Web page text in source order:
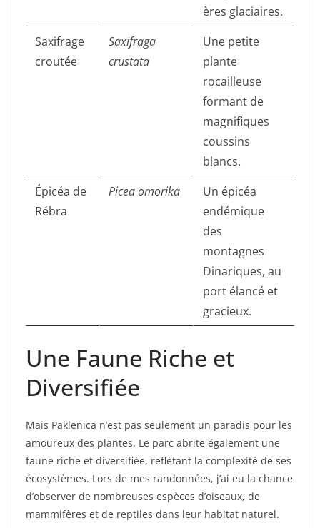
ères glaciaires.
Saxifrage
croutée
Saxifraga
crustata
Une petite
plante
rocailleuse
formant de
magnifiques
coussins
blancs.
Épicéa de
Rébra
Picea omorika
Un épicéa
endémique
des
montagnes
Dinariques, au
port élancé et
gracieux.
Une Faune Riche et
Diversifiée
Mais Paklenica n’est pas seulement un paradis pour les
amoureux des plantes. Le parc abrite également une
faune riche et diversifiée, reflétant la complexité de ses
écosystèmes. Lors de mes randonnées, j’ai eu la chance
d’observer de nombreuses espèces d’oiseaux, de
mammifères et de reptiles dans leur habitat naturel.